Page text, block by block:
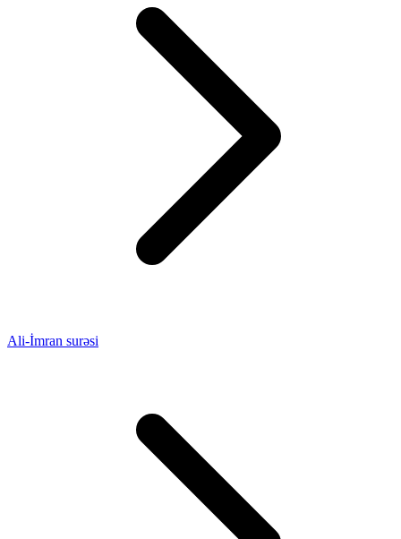
Ali-İmran surəsi